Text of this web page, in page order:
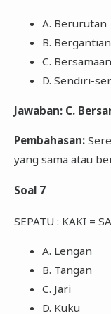
A. Berurutan
B. Bergantian
C. Bersamaan
D. Sendiri-
Jawaban: C.
Pembahasan:
yang sama atau
Soal 7
SEPATU : KAKI =
A. Lengan
B. Tangan
C. Jari
D. Kuku